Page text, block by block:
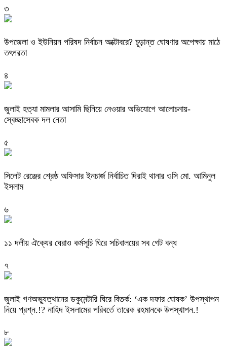
৩
উপজেলা ও ইউনিয়ন পরিষদ নির্বাচন অক্টোবরে? চূড়ান্ত ঘোষণার অপেক্ষায় মাঠে
তৎপরতা
৪
জুলাই হত্যা মামলার আসামি ছিনিয়ে নেওয়ার অভিযোগে আলোচনায়-
স্বেচ্ছাসেবক দল নেতা
৫
‎সিলেট রেঞ্জের শ্রেষ্ঠ অফিসার ইনচার্জ নির্বাচিত দিরাই থানার ওসি মো. আমিনুল
ইসলাম
৬
‎১১ দলীয় ঐক্যের ঘেরাও কর্মসূচি ঘিরে সচিবালয়ের সব গেট বন্ধ
৭
‎জুলাই গণঅভ্যুত্থানের ডকুমেন্টারি ঘিরে বিতর্ক: ‘এক দফার ঘোষক’ উপস্থাপন
নিয়ে প্রশ্ন.!? নাহিদ ইসলামের পরিবর্তে তারেক রহমানকে উপস্থাপন.!
৮